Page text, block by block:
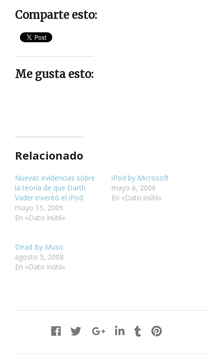
Comparte esto:
Me gusta esto:
Relacionado
Nuevas evidencias sobre
la teoría de que Darth
Vader inventó el iPod
mayo 15, 2009
En «Dato inútil»
iPod by Microsoft
mayo 6, 2006
En «Dato inútil»
Dead By Music
agosto 5, 2008
En «Dato inútil»